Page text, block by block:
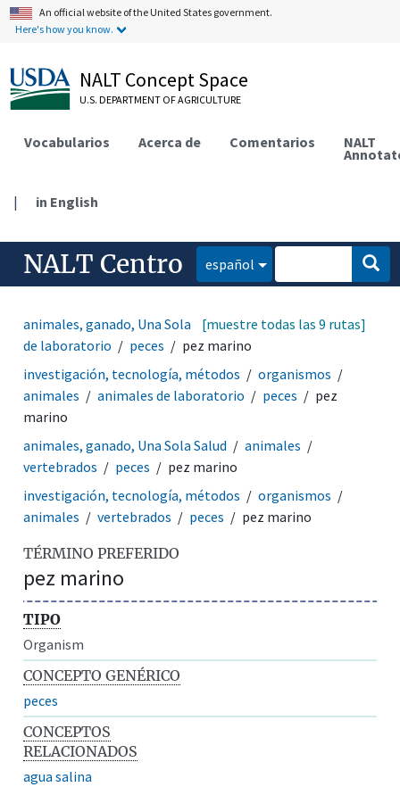
An official website of the United States government.
Here's how you know.
NALT Concept Space
U.S. DEPARTMENT OF AGRICULTURE
Vocabularios Acerca de Comentarios NALT
| in English
NALT Centro español
animales, ganado, Una Sola Salud animales
animales
de laboratorio
peces pez marino
[muestre todas las 9 rutas]
investigación, tecnología, métodos
organismos
animales
animales de laboratorio peces
pez
marino
animales, ganado, Una Sola Salud
animales
vertebrados
peces
pez marino
investigación, tecnología, métodos
organismos
animales
vertebrados peces pez marino
TÉRMINO PREFERIDO
pez marino
TIPO
Organism
CONCEPTO GENÉRICO
peces
CONCEPTOS
RELACIONADOS
agua salina